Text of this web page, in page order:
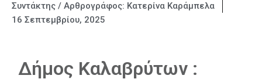
Συντάκτης / Αρθρογράφος: Κατερίνα Καράμπελα
16 Σεπτεμβρίου, 2025
Δήμος Καλαβρύτων :